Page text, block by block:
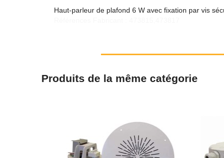
Haut-parleur de plafond 6 W avec fixation par vis
Produits de la même catégorie